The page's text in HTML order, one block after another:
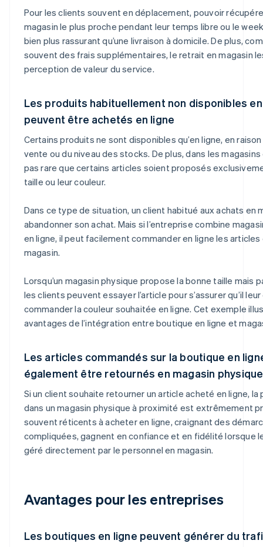
Pour les clients souvent en déplacement, pouvoir
magasin le plus proche pendant leur temps libre ou le
bien plus rassurant qu’une livraison à domicile. De plus,
souvent des frais supplémentaires, le retrait en magasin
perception de valeur du service.
Les produits habituellement non disponibles
peuvent être achetés en ligne
Certains produits ne sont disponibles qu’en ligne, en
vente ou du niveau des stocks. De plus, dans les
pas rare que certains articles soient proposés
taille ou leur couleur.
Dans ce type de situation, un client habitué aux achats en
abandonner son achat. Mais si l’entreprise combine
en ligne, il peut facilement commander en ligne les articles
magasin.
Lorsqu’un magasin physique propose la bonne taille mais
les clients peuvent essayer l’article pour s’assurer qu’il
commander la couleur souhaitée en ligne. Cet exemple
avantages de l’intégration entre boutique en ligne et
Les articles commandés sur la boutique en
également être retournés en magasin physique
Si un client souhaite retourner un article acheté en ligne,
dans un magasin physique à proximité est extrêmement
souvent réticents à acheter en ligne, craignant des
compliquées, gagnent en confiance et en fidélité lorsque
géré directement par le personnel en magasin.
Avantages pour les entreprises
Les boutiques en ligne peuvent générer du